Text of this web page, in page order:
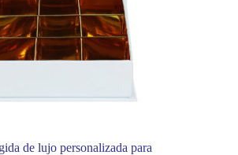
de lujo personalizada para